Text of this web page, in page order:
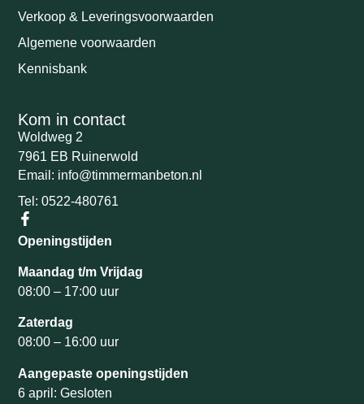
Verkoop & Leveringsvoorwaarden
Algemene voorwaarden
Kennisbank
Kom in contact
Woldweg 2
7961 EB Ruinerwold
Email: info@timmermanbeton.nl
Tel: 0522-480761
Openingstijden
Maandag t/m Vrijdag
08:00 – 17:00 uur
Zaterdag
08:00 – 16:00 uur
Aangepaste openingstijden
6 april: Gesloten